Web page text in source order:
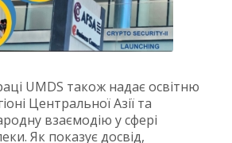
UMDS також надає освітню
Центральної Азії та
взаємодію у сфері
Як показує досвід,